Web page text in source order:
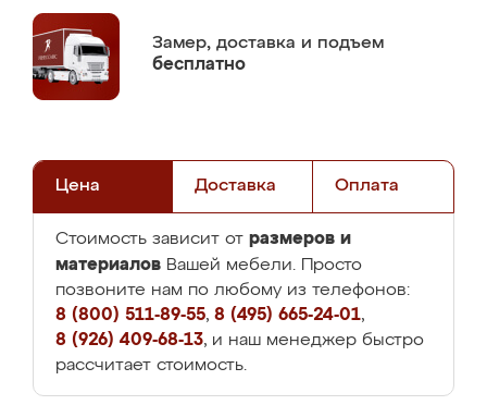
Замер, доставка и подъем
бесплатно
Цена Доставка Оплата
Стоимость зависит от размеров и
материалов Вашей мебели. Просто
позвоните нам по любому из телефонов:
8 (800) 511-89-55, 8 (495) 665-24-01,
8 (926) 409-68-13, и наш менеджер быстро
рассчитает стоимость.